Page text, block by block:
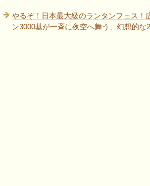
やるぞ！日本最大級のランタンフェス！
ン3000基が一斉に夜空へ舞う、幻想的な